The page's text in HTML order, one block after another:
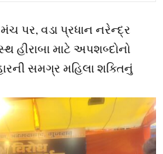
પર, વડા પ્રધાન નરેન્દ્ર
હીરાબા માટે અપશબ્દોનો
સમગ્ર મહિલા શક્તિનું